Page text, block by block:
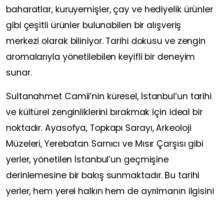
baharatlar, kuruyemişler, çay ve hediyelik ürünler
gibi çeşitli ürünler bulunabilen bir alışveriş
merkezi olarak biliniyor. Tarihi dokusu ve zengin
aromalarıyla yönetilebilen keyifli bir deneyim
sunar.
Sultanahmet Camii’nin küresel, İstanbul’un tarihi
ve kültürel zenginliklerini bırakmak için ideal bir
noktadır. Ayasofya, Topkapı Sarayı, Arkeoloji
Müzeleri, Yerebatan Sarnıcı ve Mısır Çarşısı gibi
yerler, yönetilen İstanbul’un geçmişine
derinlemesine bir bakış sunmaktadır. Bu tarihi
yerler, hem yerel halkın hem de ayrılmanın ilgisini